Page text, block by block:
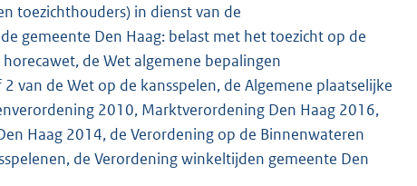
toezichthouders) in dienst van de
gemeente Den Haag: belast met het toezicht op de
de Wet algemene bepalingen
van de Wet op de kansspelen, de Algemene plaatselijke
2010, Marktverordening Den Haag 2016,
Haag 2014, de Verordening op de Binnenwateren
de Verordening winkeltijden gemeente Den